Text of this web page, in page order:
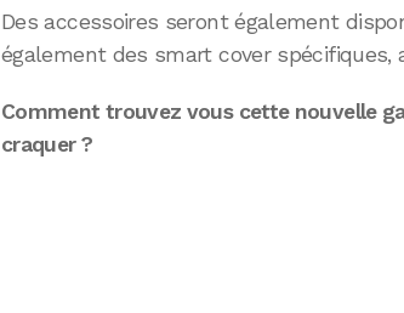
Des accessoires seront également
également des smart cover spécifiques,
Comment trouvez vous cette nouvelle
craquer ?